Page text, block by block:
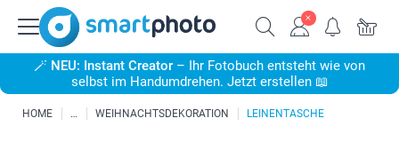
🪄 NEU: Instant Creator – Ihr Fotobuch entsteht wie von
selbst im Handumdrehen. Jetzt erstellen 📖
HOME WEIHNACHTSDEKORATION LEINENTASCHE